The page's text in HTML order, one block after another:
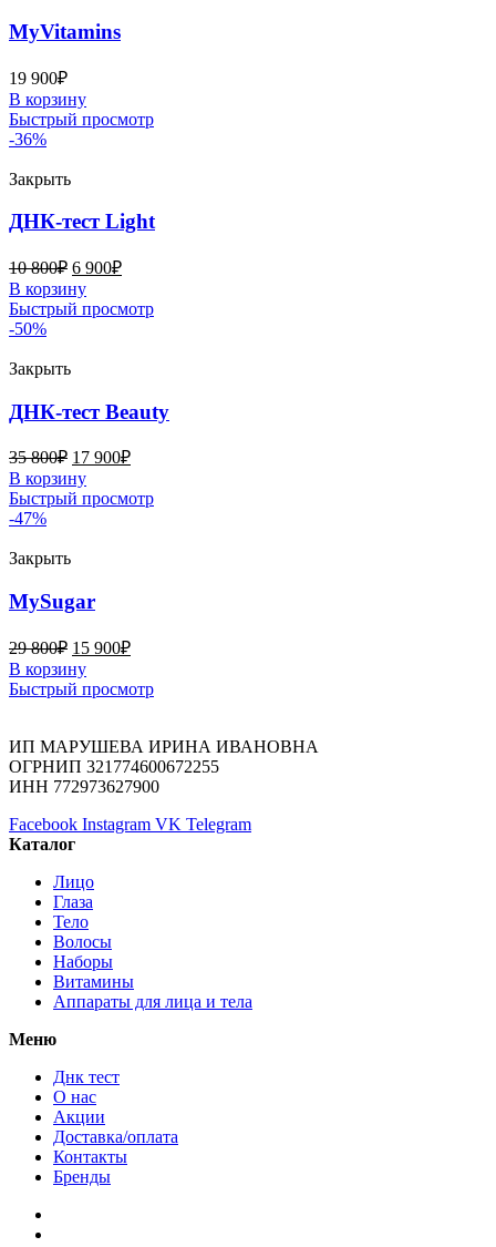
MyVitamins
19 900₽
В корзину
Быстрый просмотр
-36%
Закрыть
ДНК-тест Light
10 800₽ 6 900₽
В корзину
Быстрый просмотр
-50%
Закрыть
ДНК-тест Beauty
35 800₽ 17 900₽
В корзину
Быстрый просмотр
-47%
Закрыть
MySugar
29 800₽ 15 900₽
В корзину
Быстрый просмотр
ИП МАРУШЕВА ИРИНА ИВАНОВНА
ОГРНИП 321774600672255
ИНН 772973627900
Facebook Instagram VK Telegram
Каталог
Лицо
Глаза
Тело
Волосы
Наборы
Витамины
Аппараты для лица и тела
Меню
Днк тест
О нас
Акции
Доставка/оплата
Контакты
Бренды